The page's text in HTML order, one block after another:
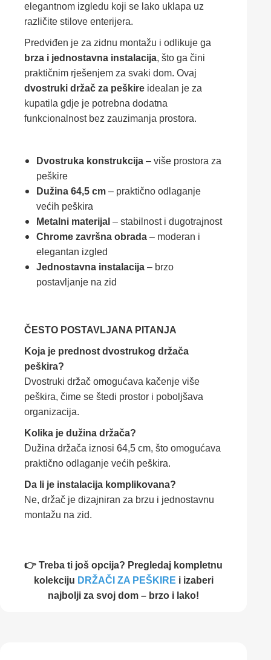
elegantnom izgledu koji se lako uklapa uz
različite stilove enterijera.
Predviđen je za zidnu montažu i odlikuje ga
brza i jednostavna instalacija, što ga čini
praktičnim rješenjem za svaki dom. Ovaj
dvostruki držač za peškire idealan je za
kupatila gdje je potrebna dodatna
funkcionalnost bez zauzimanja prostora.
Dvostruka konstrukcija – više prostora za
peškire
Dužina 64,5 cm – praktično odlaganje
većih peškira
Metalni materijal – stabilnost i dugotrajnost
Chrome završna obrada – moderan i
elegantan izgled
Jednostavna instalacija – brzo
postavljanje na zid
ČESTO POSTAVLJANA PITANJA
Koja je prednost dvostrukog držača
peškira?
Dvostruki držač omogućava kačenje više
peškira, čime se štedi prostor i poboljšava
organizacija.
Kolika je dužina držača?
Dužina držača iznosi 64,5 cm, što omogućava
praktično odlaganje većih peškira.
Da li je instalacija komplikovana?
Ne, držač je dizajniran za brzu i jednostavnu
montažu na zid.
👉 Treba ti još opcija? Pregledaj kompletnu
kolekciju DRŽAČI ZA PEŠKIRE i izaberi
najbolji za svoj dom – brzo i lako!